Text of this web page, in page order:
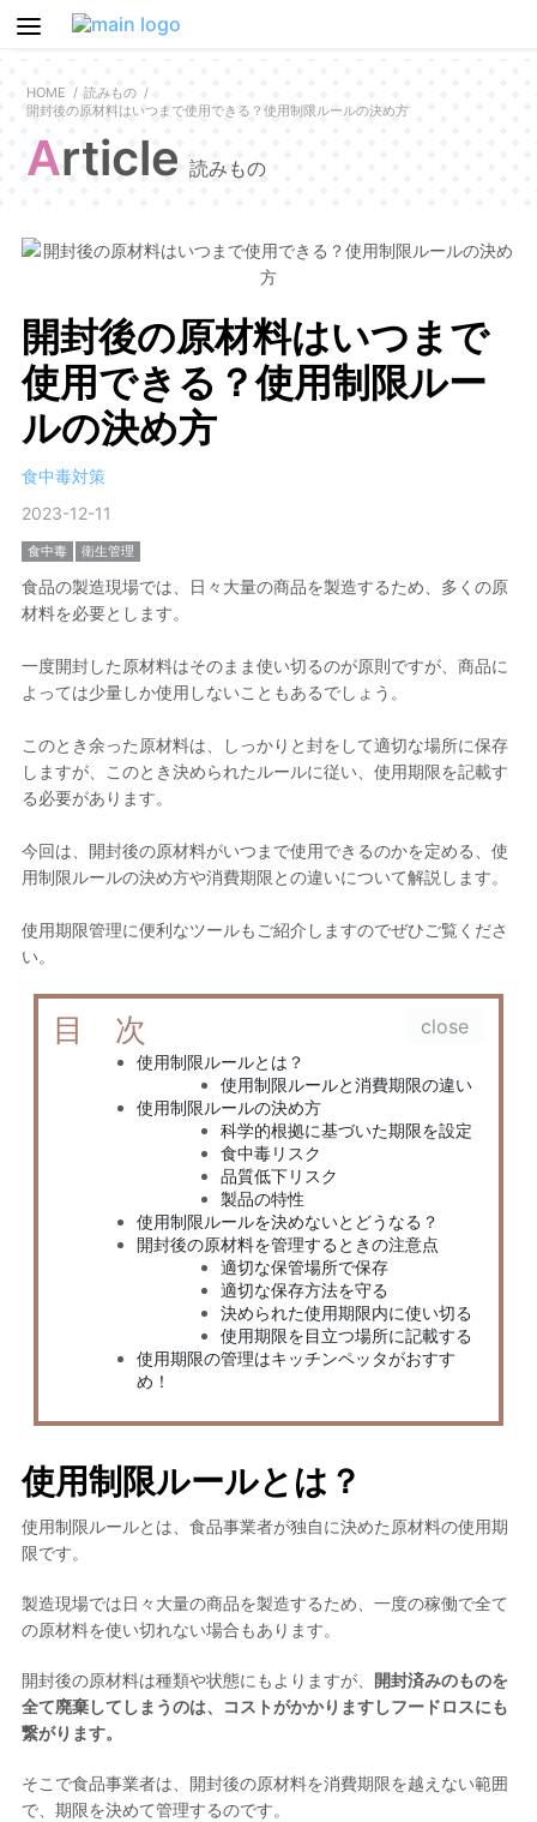
HOME
読みもの
開封後の原材料はいつまで使用できる？使用制限ルールの決め方
Article 読みもの
開封後の原材料はいつまで
使用できる？使用制限ルー
ルの決め方
食中毒対策
2023-12-11
食中毒 衛生管理
食品の製造現場では、日々大量の商品を製造するため、多くの原
材料を必要とします。
一度開封した原材料はそのまま使い切るのが原則ですが、商品に
よっては少量しか使用しないこともあるでしょう。
このとき余った原材料は、しっかりと封をして適切な場所に保存
しますが、このとき決められたルールに従い、使用期限を記載す
る必要があります。
今回は、 開封後の原材料がいつまで使用できるのかを定める、使
用制限ルールの決め方や消費期限との違いについて解説 します。
使用期限管理に便利なツールもご紹介しますのでぜひご覧くださ
い。
目 次
使用制限ルールとは？
使用制限ルールと消費期限の違い
使用制限ルールの決め方
科学的根拠に基づいた期限を設定
食中毒リスク
品質低下リスク
製品の特性
使用制限ルールを決めないとどうなる？
開封後の原材料を管理するときの注意点
適切な保管場所で保存
適切な保存方法を守る
決められた使用期限内に使い切る
使用期限を目立つ場所に記載する
使用期限の管理はキッチンペッタがおすす
め！
使用制限ルールとは？
使用制限ルールとは、 食品事業者が独自に決めた原材料の使用期
限です。
製造現場では日々大量の商品を製造するため、一度の稼働で全て
の原材料を使い切れない場合もあります。
開封後の原材料は種類や状態にもよりますが、 開封済みのものを
全て廃棄してしまうのは、コストがかかりますしフードロスにも
繋がります。
そこで食品事業者は、開封後の原材料を消費期限を越えない範囲
で、期限を決めて管理するのです。